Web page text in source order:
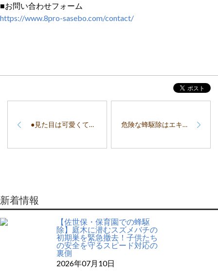
■お問い合わせフォーム
https://www.8pro-sasebo.com/contact/
●見た目は可愛くても家に侵入されると困る！イタチは安心業者で追い出しを！ 危険な蜂駆除はエキスパートのハチプロにおまかせを！
新着情報
【佐世保・保育園での蜂駆
除】庭木に潜むスズメバチの
初期巣を緊急撤去！子供たち
の安全を守るスピード対応の
裏側
2026年07月10日